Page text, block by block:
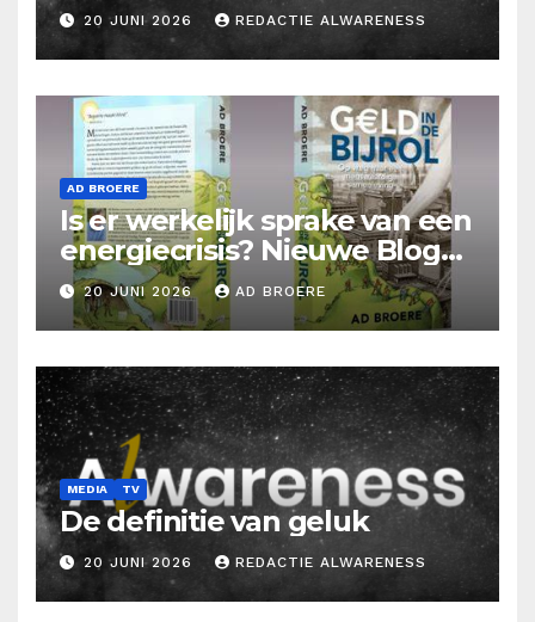
20 JUNI 2026 REDACTIE ALWARENESS
AD BROERE
Is er werkelijk sprake van een
energiecrisis? Nieuwe Blog
Ad Broere
20 JUNI 2026 AD BROERE
MEDIA TV
De definitie van geluk
20 JUNI 2026 REDACTIE ALWARENESS